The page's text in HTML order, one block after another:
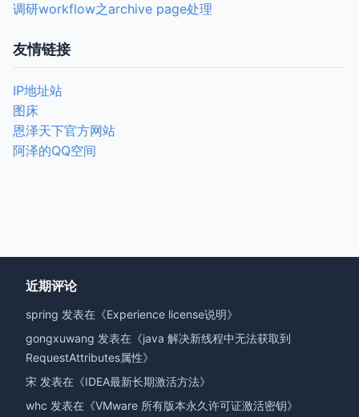
调研workflow之archive page处理
友情链接
IP地址站
图床
恩泽天下官方网站
阿泽的QQ空间
近期评论
spring 发表在《Experience license说明》
gongxuwang 发表在《java 解决新线程中无法获取到
RequestAttributes属性》
宋 发表在《IDEA最新长期激活方法》
whc 发表在《VMware 所有版本永久许可证激活密钥》